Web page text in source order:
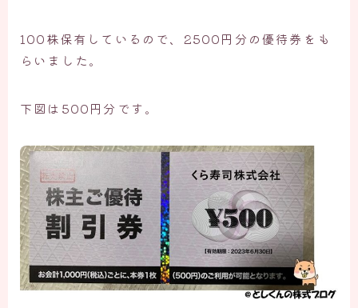
100株保有しているので、2500円分の優待券をも
らいました。
下図は500円分です。